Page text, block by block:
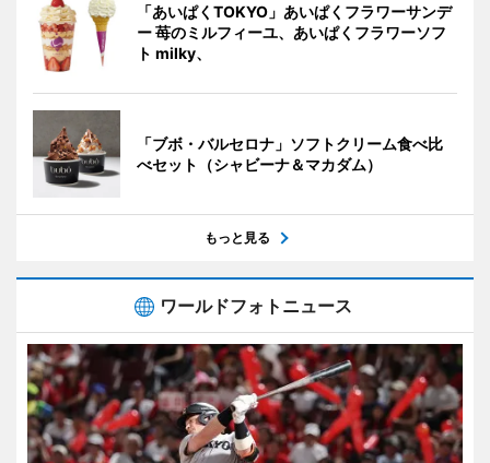
「あいぱくTOKYO」あいぱくフラワーサンデ
ー 苺のミルフィーユ、あいぱくフラワーソフ
ト milky、
「ブボ・バルセロナ」ソフトクリーム食べ比
べセット（シャビーナ＆マカダム）
もっと見る
ワールドフォトニュース